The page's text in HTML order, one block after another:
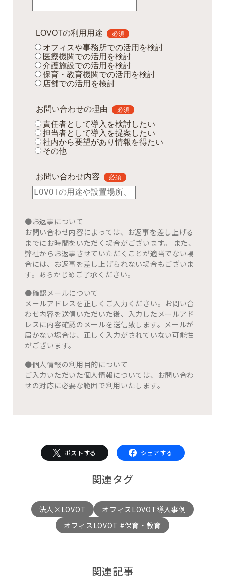
●お返事について
お問い合わせ内容によっては、お返事を差し上げる
までにお時間をいただく場合がございます。 また、
弊社からお返事させていただくことが適当でない場
合には、お返事を差し上げられない場合もございま
す。あらかじめご了承ください。
●確認メールについて
メールアドレスを正しくご入力ください。お問い合
わせ内容を送信いただいた後、入力したメールアド
レスに内容確認のメールを送信致します。メールが
届かない場合は、正しく入力がされていない可能性
がございます。
●個人情報の利用目的について
ご入力いただいた個人情報については、お問い合わ
せの対応に必要な範囲で利用いたします。
ポストする シェアする
関連タグ
法人×LOVOT
オフィスLOVOT導入事例
オフィスLOVOT #保育・教育
関連記事